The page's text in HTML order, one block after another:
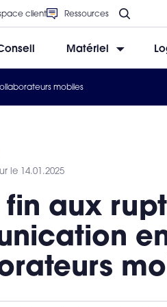
client Ressources
Matériel
BESOIN D’AIDE ?
BESOIN D’AIDE ?
BESOIN D’AIDE ?
BESOIN D’AIDE ?
BESOIN D’AIDE ?
mobiles
le 14.01.2025
fin aux